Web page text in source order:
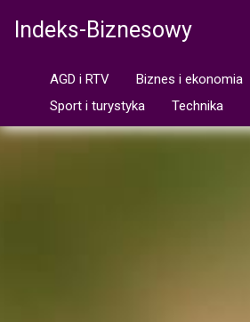
Indeks-Biznesowy
AGD i RTV Biznes i ekonomia
Sport i turystyka
Technika